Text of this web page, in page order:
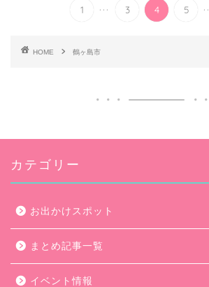
1 ... 3 4 5
HOME 鶴ヶ島市
カテゴリー
お出かけスポット
まとめ記事一覧
イベント情報